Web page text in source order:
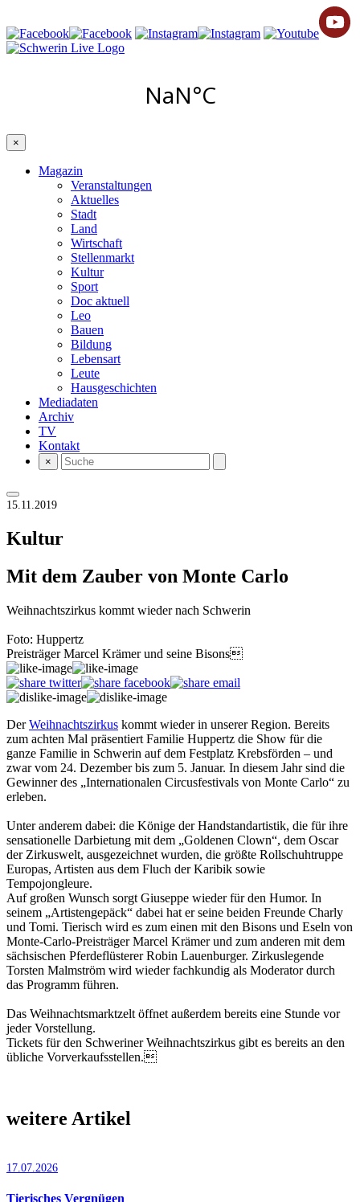
×
Magazin
Veranstaltungen
Aktuelles
Stadt
Land
Wirtschaft
Stellenmarkt
Kultur
Sport
Doc aktuell
Leo
Bauen
Bildung
Lebensart
Leute
Hausgeschichten
Mediadaten
Archiv
TV
Kontakt
×
15.11.2019
Kultur
Mit dem Zauber von Monte Carlo
Weihnachtszirkus kommt wieder nach Schwerin
Foto: Huppertz
Preisträger Marcel Krämer und seine Bisons
DerWeihnachtszirkus kommt wieder in unserer Region. Bereits
zum achten Mal präsentiert Familie Huppertz die Show für die
ganze Familie in Schwerin auf dem Festplatz Krebsförden – und
zwar vom 24. Dezember bis zum 5. Januar. In diesem Jahr sind die
Gewinner des „Internationalen Circusfestivals von Monte Carlo“ zu
erleben.
Unter anderem dabei: die Könige der Handstandartistik, die für ihre
sensationelle Darbietung mit dem „Goldenen Clown“, dem Oscar
der Zirkuswelt, ausgezeichnet wurden, die größte Rollschuhtruppe
Europas, Artisten aus dem Fluch der Karibik sowie
Tempojongleure.
Auf großen Wunsch sorgt Giuseppe wieder für den Humor. In
seinem „Artistengepäck“ dabei hat er seine beiden Freunde Charly
und Tomi. Tierisch wird es zum einen mit den Bisons und Eseln von
Monte-Carlo-Preisträger Marcel Krämer und zum anderen mit dem
sächsischen Pferdeflüsterer Robin Lauenburger. Zirkuslegende
Torsten Malmström wird wieder fachkundig als Moderator durch
das Programm führen.
Das Weihnachtsmarktzelt öffnet außerdem bereits eine Stunde vor
jeder Vorstellung.
Tickets für den Schweriner Weihnachtszirkus gibt es bereits an den
übliche Vorverkaufsstellen.
weitere Artikel
17.07.2026
Tierisches Vergnügen